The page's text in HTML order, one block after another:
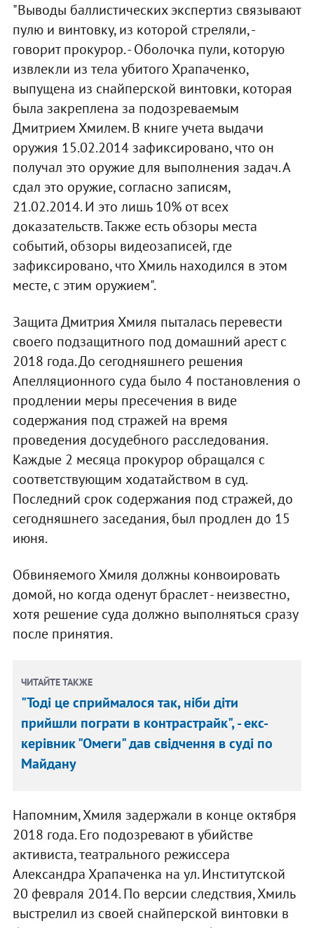
"Выводы баллистических экспертиз связывают
пулю и винтовку, из которой стреляли, -
говорит прокурор. - Оболочка пули, которую
извлекли из тела убитого Храпаченко,
выпущена из снайперской винтовки, которая
была закреплена за подозреваемым
Дмитрием Хмилем. В книге учета выдачи
оружия 15.02.2014 зафиксировано, что он
получал это оружие для выполнения задач. А
сдал это оружие, согласно записям,
21.02.2014. И это лишь 10% от всех
доказательств. Также есть обзоры места
событий, обзоры видеозаписей, где
зафиксировано, что Хмиль находился в этом
месте, с этим оружием".
Защита Дмитрия Хмиля пыталась перевести
своего подзащитного под домашний арест с
2018 года. До сегодняшнего решения
Апелляционного суда было 4 постановления о
продлении меры пресечения в виде
содержания под стражей на время
проведения досудебного расследования.
Каждые 2 месяца прокурор обращался с
соответствующим ходатайством в суд.
Последний срок содержания под стражей, до
сегодняшнего заседания, был продлен до 15
июня.
Обвиняемого Хмиля должны конвоировать
домой, но когда оденут браслет - неизвестно,
хотя решение суда должно выполняться сразу
после принятия.
ЧИТАЙТЕ ТАКЖЕ
"Тоді це сприймалося так, ніби діти
прийшли пограти в контрастрайк", - екс-
керівник "Омеги" дав свідчення в суді по
Майдану
Напомним, Хмиля задержали в конце октября
2018 года. Его подозревают в убийстве
активиста, театрального режиссера
Александра Храпаченка на ул. Институтской
20 февраля 2014. По версии следствия, Хмиль
выстрелил из своей снайперской винтовки в